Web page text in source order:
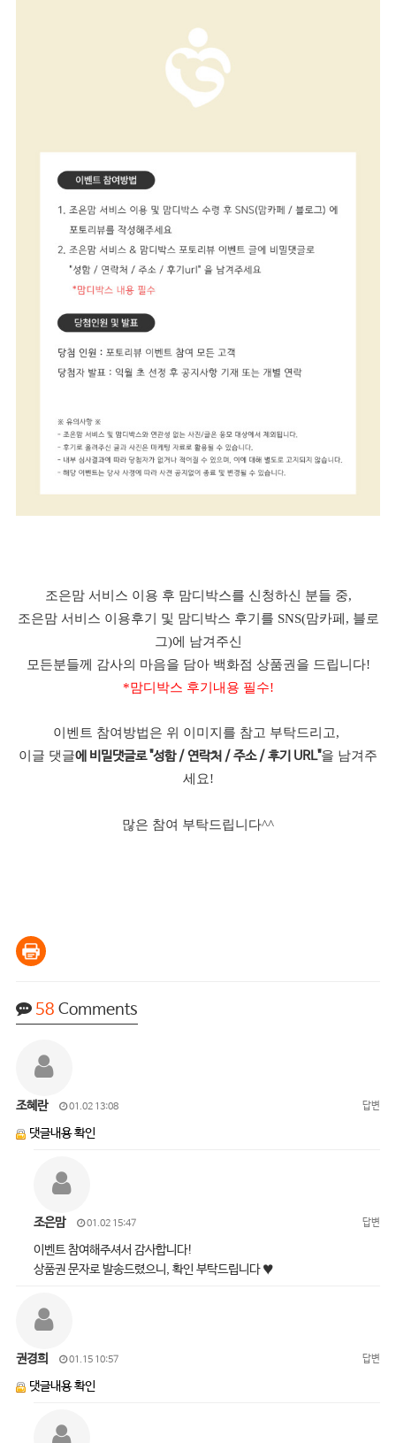
조은맘 서비스 이용 후 맘디박스를 신청하신 분들 중,
조은맘 서비스 이용후기 및 맘디박스 후기를 SNS(맘카페, 블로
그)에 남겨주신
모든분들께 감사의 마음을 담아 백화점 상품권을 드립니다!
*맘디박스 후기내용 필수!
이벤트 참여방법은 위 이미지를 참고 부탁드리고,
이글 댓글에 비밀댓글로 "성함 / 연락처 / 주소 / 후기 URL"을 남겨주
세요!
많은 참여 부탁드립니다^^
58 Comments
조혜란 01.02 13:08 답변
댓글내용 확인
조은맘 01.02 15:47 답변
이벤트 참여해주셔서 감사합니다!
상품권 문자로 발송드렸으니, 확인 부탁드립니다 ♥
권경희 01.15 10:57 답변
댓글내용 확인